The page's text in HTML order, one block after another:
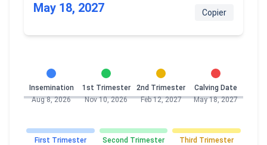
May 18, 2027 Copier
Insemination
Aug 8, 2026
1st Trimester
Nov 10, 2026
2nd Trimester
Feb 12, 2027
Calving Date
May 18, 2027
First Trimester Second Trimester Third Trimester